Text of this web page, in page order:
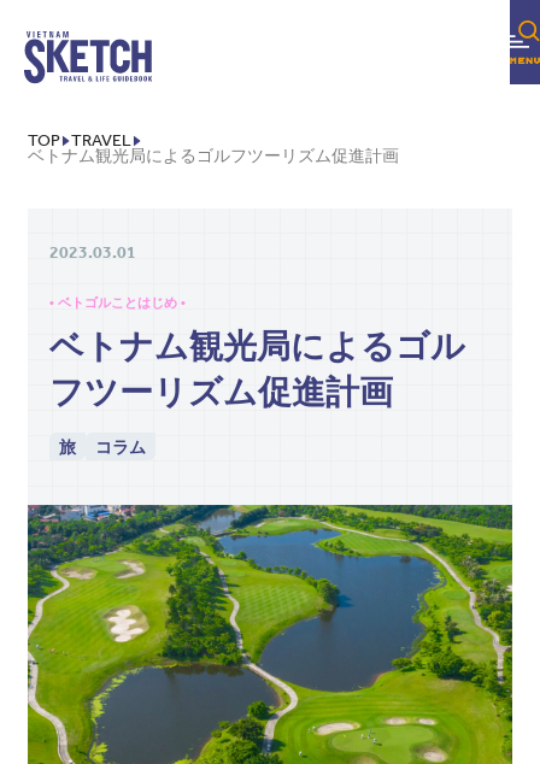
TOP TRAVEL
ベトナム観光局によるゴルフツーリズム促進計画
2023.03.01
• ベトゴルことはじめ •
ベトナム観光局によるゴル
フツーリズム促進計画
旅 コラム